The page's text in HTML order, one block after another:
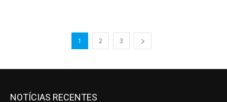
1 2 3
NOTÍCIAS RECENTES